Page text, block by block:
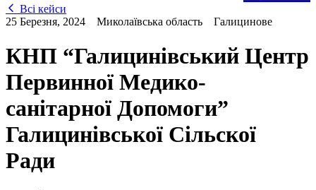
Всі кейси
25 Березня, 2024
Миколаївська область Галицинове
КНП “Галицинівський Центр
Первинної Медико-
санітарної Допомоги”
Галицинівської Сільскої
Ради